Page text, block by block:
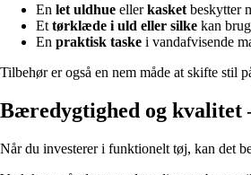
En let uldhue ellerkasket beskytter
Et tørklæde i uld eller silke kan
En praktisk taske i vandafvisende
Tilbehør er også en nem måde at skifte stil
Bæredygtighed og kvalitet
Når du investerer i funktionelt tøj, kan det